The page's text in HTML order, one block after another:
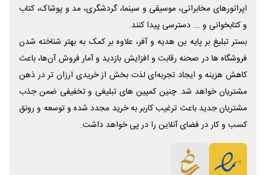
اپراتورهای مخابراتی، موسیقی و سینما، گردشگری، مد و پوشاک، کتاب
و کتابخوانی و ... دسترسی پیدا کنند.
بستر تبلیغ بر پایه بن هدیه و آفر، علاوه بر کمک به بهتر شناخته شدن
فروشگاه ها در صحنه رقابت و افزایش بازدید و آمار فروش آن‌ها، باعث
کاهش هزینه و ایجاد تجربه‌ای لذت بخش از خریدی ارزان تر در ذهن
مشتریان خواهد شد. چنین کمپین های تبلیغی و تخفیفی ضمن جذب
مشتریان جدید باعث ترغیب کاربر به خرید مجدد شده و توسعه و رونق
کسب و کار در فضای آنلاین را در پی خواهد داشت.